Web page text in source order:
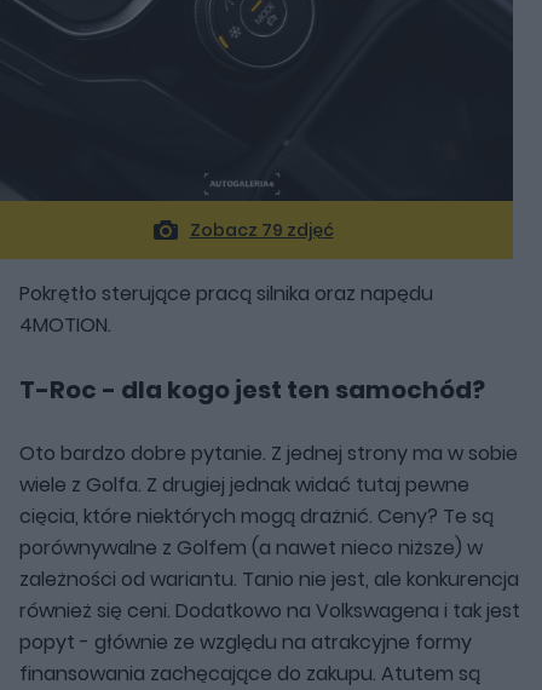
Zobacz 79 zdjęć
Pokrętło sterujące pracą silnika oraz napędu
4MOTION.
T-Roc - dla kogo jest ten samochód?
Oto bardzo dobre pytanie. Z jednej strony ma w sobie
wiele z Golfa. Z drugiej jednak widać tutaj pewne
cięcia, które niektórych mogą drażnić. Ceny? Te są
porównywalne z Golfem (a nawet nieco niższe) w
zależności od wariantu. Tanio nie jest, ale konkurencja
również się ceni. Dodatkowo na Volkswagena i tak jest
popyt - głównie ze względu na atrakcyjne formy
finansowania zachęcające do zakupu. Atutem są